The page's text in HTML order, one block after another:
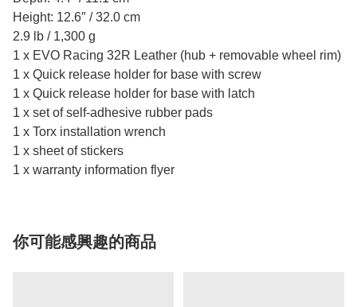
Height: 12.6″ / 32.0 cm
2.9 lb / 1,300 g
1 x EVO Racing 32R Leather (hub + removable wheel rim)
1 x Quick release holder for base with screw
1 x Quick release holder for base with latch
1 x set of self-adhesive rubber pads
1 x Torx installation wrench
1 x sheet of stickers
1 x warranty information flyer
你可能感興趣的商品